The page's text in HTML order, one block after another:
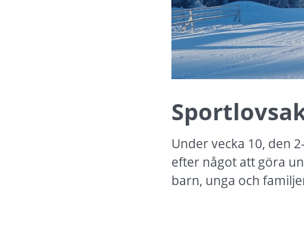
Under vecka 10, den
efter något att göra
barn, unga och